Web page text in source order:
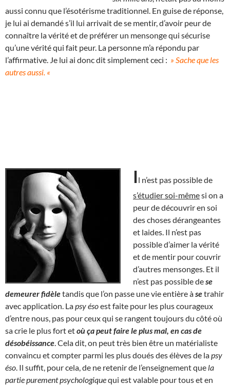
aussi connu que l’ésotérisme traditionnel. En guise de réponse,
je lui ai demandé s’il lui arrivait de se mentir, d’avoir peur de
connaître la vérité et de préférer un mensonge qui sécurise
qu’une vérité qui fait peur. La personne m’a répondu par
l’affirmative. Je lui ai donc dit simplement ceci : » Sache que les
autres aussi. «
Il n’est pas possible de
s’étudier soi-mêmesi on a
peur de découvrir en soi
des choses dérangeantes
et laides. Il n’est pas
possible d’aimer la vérité
et de mentir pour couvrir
d’autres mensonges. Et il
n’est pas possible dese
demeurer fidèletandis que l’on passe une vie entière àsetrahir
avec application. Lapsy ésoest faite pour les plus courageux
d’entre nous, pas pour ceux qui se rangent toujours du côté où
sa crie le plus fort etoù ça peut faire le plus mal, en cas de
désobéissance . Cela dit, on peut très bien être un matérialiste
convaincu et compter parmi les plus doués des élèves de lapsy
éso . Il suffit, pour cela, de ne retenir de l’enseignement que la
partie purement psychologiquequi est valable pour tous et en